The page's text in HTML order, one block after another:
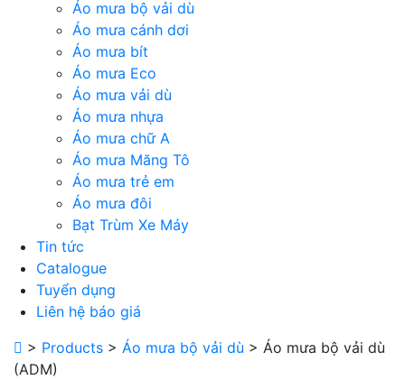
Áo mưa bộ vải dù
Áo mưa cánh dơi
Áo mưa bít
Áo mưa Eco
Áo mưa vải dù
Áo mưa nhựa
Áo mưa chữ A
Áo mưa Măng Tô
Áo mưa trẻ em
Áo mưa đôi
Bạt Trùm Xe Máy
Tin tức
Catalogue
Tuyển dụng
Liên hệ báo giá
> Products > Áo mưa bộ vải dù > Áo mưa bộ vải dù
(ADM)